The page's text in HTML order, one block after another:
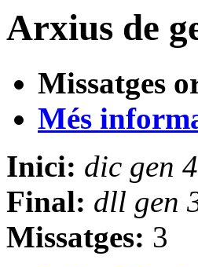
Arxius de
Missatges
Més
Inici: dic gen
Final: dll gen
Missatges: 3